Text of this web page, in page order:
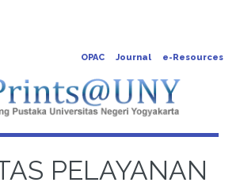
OPAC Journal e-Resources
PELAYANAN